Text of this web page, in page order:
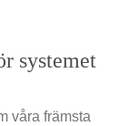
systemet
våra främsta